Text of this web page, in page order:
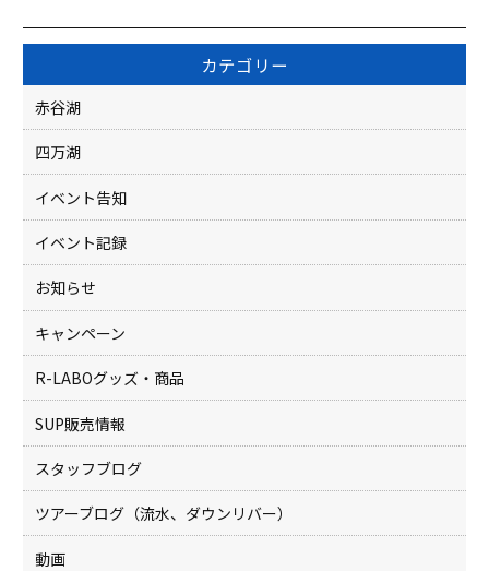
e
o
o
k
er
カテゴリー
赤谷湖
四万湖
イベント告知
イベント記録
お知らせ
キャンペーン
R-LABOグッズ・商品
SUP販売情報
スタッフブログ
ツアーブログ（流水、ダウンリバー）
動画